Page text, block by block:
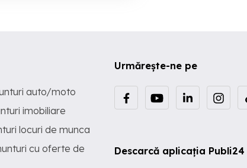
Urmărește-ne pe
Descarcă aplicația Publi24
auto/moto
imobiliare
locuri de munca
cu oferte de